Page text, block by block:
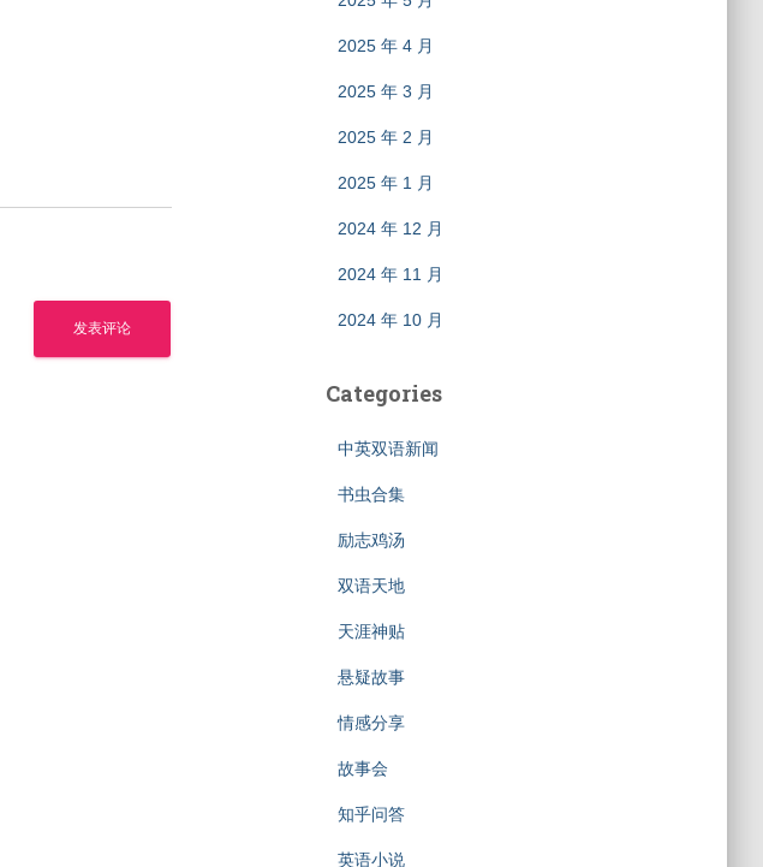
2025 年 4 月
2025 年 3 月
2025 年 2 月
2025 年 1 月
2024 年 12 月
2024 年 11 月
2024 年 10 月
Categories
中英双语新闻
书虫合集
励志鸡汤
双语天地
天涯神贴
悬疑故事
情感分享
故事会
知乎问答
英语小说